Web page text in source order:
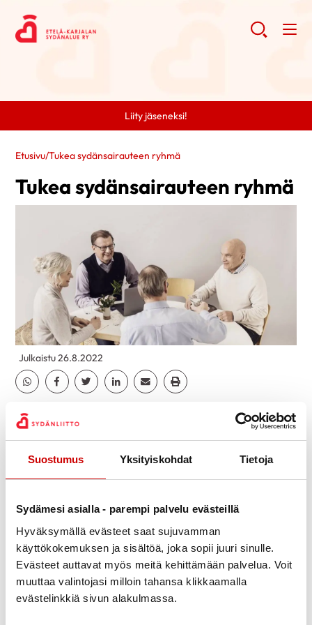
Suostumus Yksityiskohdat Tietoja
Sydämesi asialla - parempi palvelu evästeillä
Hyväksymällä evästeet saat sujuvamman
käyttökokemuksen ja sisältöä, joka sopii juuri sinulle.
Evästeet auttavat myös meitä kehittämään palvelua. Voit
muuttaa valintojasi milloin tahansa klikkaamalla
evästelinkkiä sivun alakulmassa.
Liity jäseneksi!
Etusivu/Tukea sydänsairauteen ryhmä
Tukea sydänsairauteen ryhmä
Julkaistu 26.8.2022
Jaa Whatsapp
Jaa Facebook
Jaa TwitterJaa Linkedin
Jaa EmailJaa Print
TUKEA SYDÄNSAIRAUTEEN RYHMÄ
Vertaistuellinen sydänsairastuneiden pienryhmä on
tarkoitettu äskettäin sairastuneille ja heidän
läheisilleen. Ryhmä kokoontuu 5 kertaa peräkkäisinä
viikkoina Sydänpiirin toimistolla, Valtakatu 64.
kokemukset, omahoito, vertaistuki, liikunta, ravinto ja
mielen hyvinvointi. Ryhmään mahtuu 8 osallistujaa.
Ohjaajina toimivat sairaanhoitaja, fysioterapeutti ja
vertaistukihenkilö.